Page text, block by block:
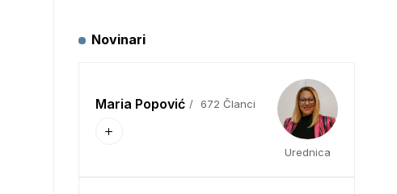
Novinari
Maria Popović 672 Članci
Urednica